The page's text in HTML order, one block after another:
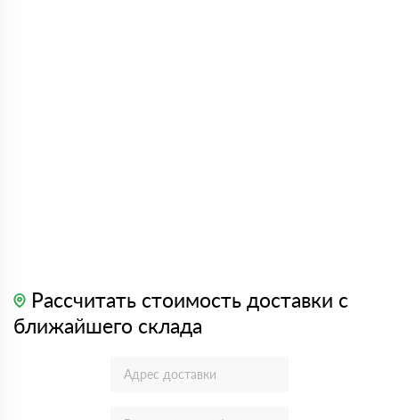
Рассчитать стоимость доставки с
ближайшего склада